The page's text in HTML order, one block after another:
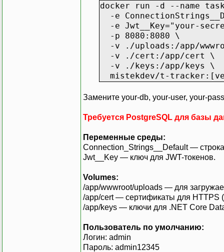
docker run -d --name
-e
-e Jwt__Key="your-
-p 8080:8080 \
-v ./uploads:/app/
-v ./cert:/app/cert \
-v ./keys:/app/keys \
mistekdev/t-
Замените your-db, your-user, your-
Требуется PostgreSQL для базы
Переменные среды:
Connection_Strings__Default —
Jwt__Key — ключ для JWT-токенов.
Volumes:
/app/wwwroot/uploads — для
/app/cert — сертификаты для HTTPS
/app/keys — ключи для .NET Core
Пользователь по умолчанию:
Логин: admin
Пароль: admin12345